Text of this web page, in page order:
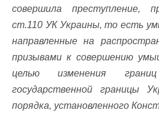
совершила преступление,
ст.110 УК Украины, то есть
направленные на
призывами к совершению
целью изменения
государственной границы
порядка, установленного